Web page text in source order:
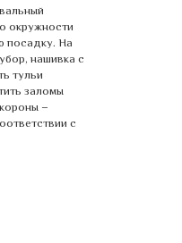
окружности
посадку. На
нашивка с
тульи
заломы
–
с